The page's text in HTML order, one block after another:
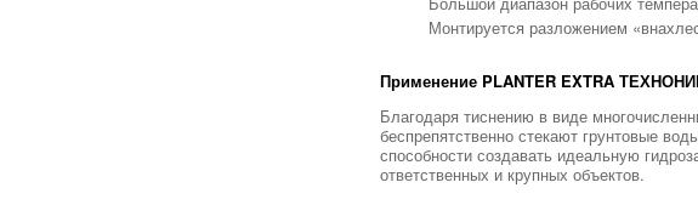
Монтируется разложением
Применение PLANTER EXTRA
Благодаря тиснению в виде
беспрепятственно стекают грунтовые
способности создавать идеальную
ответственных и крупных объектов.